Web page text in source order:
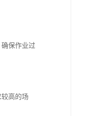
保作业过
高的场